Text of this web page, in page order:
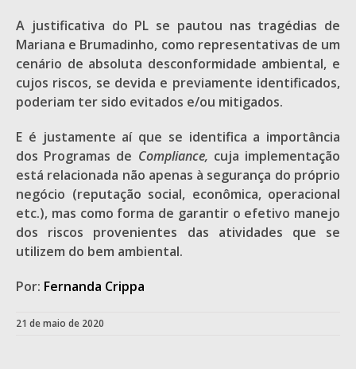
A justificativa do PL se pautou nas tragédias de
Mariana e Brumadinho, como representativas de um
cenário de absoluta desconformidade ambiental, e
cujos riscos, se devida e previamente identificados,
poderiam ter sido evitados e/ou mitigados.
E é justamente aí que se identifica a importância
dos Programas de Compliance, cuja implementação
está relacionada não apenas à segurança do próprio
negócio (reputação social, econômica, operacional
etc.), mas como forma de garantir o efetivo manejo
dos riscos provenientes das atividades que se
utilizem do bem ambiental.
Por: Fernanda Crippa
21 de maio de 2020